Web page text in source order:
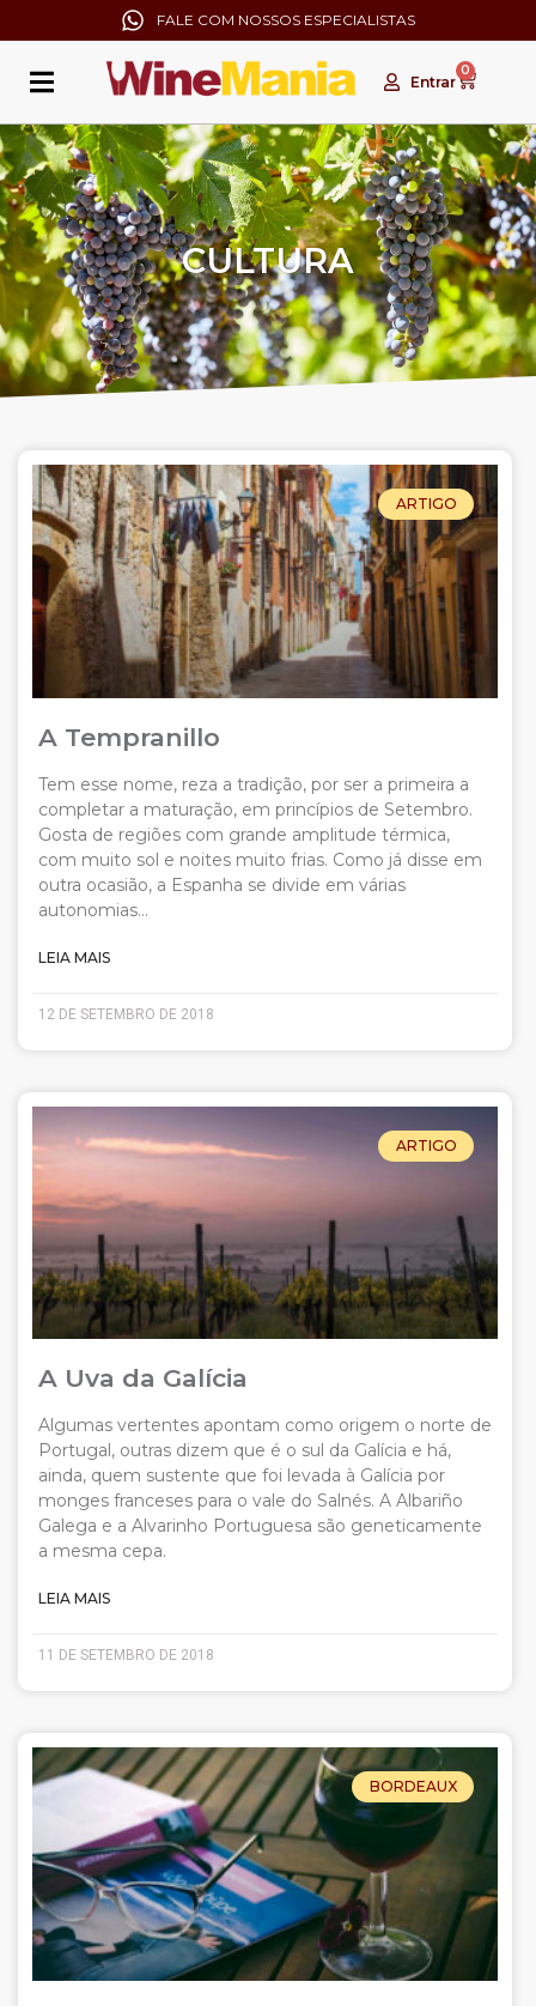
FALE COM NOSSOS ESPECIALISTAS
Entrar
0
CULTURA
ARTIGO
A Tempranillo
Tem esse nome, reza a tradição, por ser a primeira a
completar a maturação, em princípios de Setembro.
Gosta de regiões com grande amplitude térmica,
com muito sol e noites muito frias. Como já disse em
outra ocasião, a Espanha se divide em várias
autonomias…
LEIA MAIS
12 DE SETEMBRO DE 2018
ARTIGO
A Uva da Galícia
Algumas vertentes apontam como origem o norte de
Portugal, outras dizem que é o sul da Galícia e há,
ainda, quem sustente que foi levada à Galícia por
monges franceses para o vale do Salnés. A Albariño
Galega e a Alvarinho Portuguesa são geneticamente
a mesma cepa.
LEIA MAIS
11 DE SETEMBRO DE 2018
BORDEAUX